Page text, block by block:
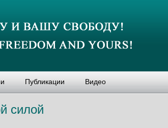
Публикации Видео
силой